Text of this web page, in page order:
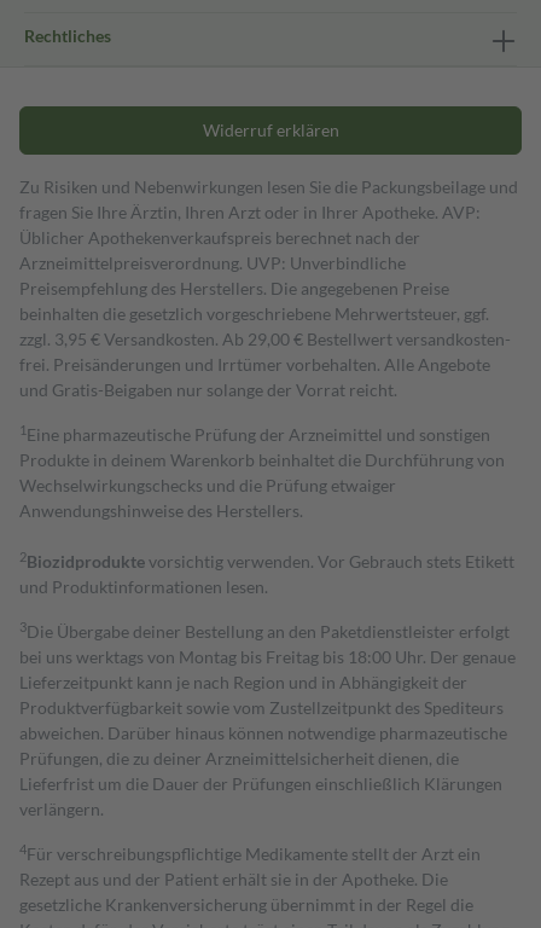
Rechtliches
Widerruf erklären
Zu Risiken und Nebenwirkungen lesen Sie die Packungsbeilage und
fragen Sie Ihre Ärztin, Ihren Arzt oder in Ihrer Apotheke. AVP:
Üblicher Apothekenverkaufspreis berechnet nach der
Arzneimittelpreisverordnung. UVP: Unverbindliche
Preisempfehlung des Herstellers. Die angegebenen Preise
beinhalten die gesetzlich vorgeschriebene Mehrwertsteuer, ggf.
zzgl. 3,95 € Versandkosten. Ab 29,00 € Bestell­wert versand­kosten­
frei. Preisänderungen und Irrtümer vorbehalten. Alle Angebote
und Gratis-Beigaben nur solange der Vorrat reicht.
1 Eine pharmazeutische Prüfung der Arzneimittel und sonstigen
Produkte in deinem Warenkorb beinhaltet die Durchführung von
Wechselwirkungschecks und die Prüfung etwaiger
Anwendungshinweise des Herstellers.
2Biozidproduktevorsichtig verwenden. Vor Gebrauch stets Etikett
und Produktinformationen lesen.
3Die Übergabe deiner Bestellung an den Paketdienstleister erfolgt
bei uns werktags von Montag bis Freitag bis 18:00 Uhr. Der genaue
Lieferzeitpunkt kann je nach Region und in Abhängigkeit der
Produktverfügbarkeit sowie vom Zustellzeitpunkt des Spediteurs
abweichen. Darüber hinaus können notwendige pharmazeutische
Prüfungen, die zu deiner Arzneimittelsicherheit dienen, die
Lieferfrist um die Dauer der Prüfungen einschließlich Klärungen
verlängern.
4Für verschreibungspflichtige Medikamente stellt der Arzt ein
Rezept aus und der Patient erhält sie in der Apotheke. Die
gesetzliche Krankenversicherung übernimmt in der Regel die